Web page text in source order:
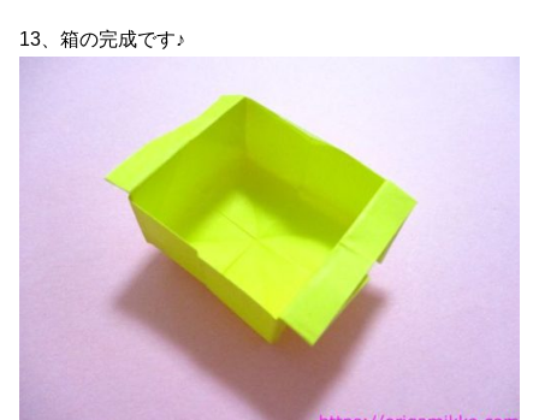
13、箱の完成です♪